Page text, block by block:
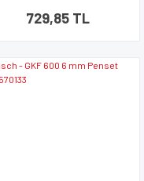
729,85 TL